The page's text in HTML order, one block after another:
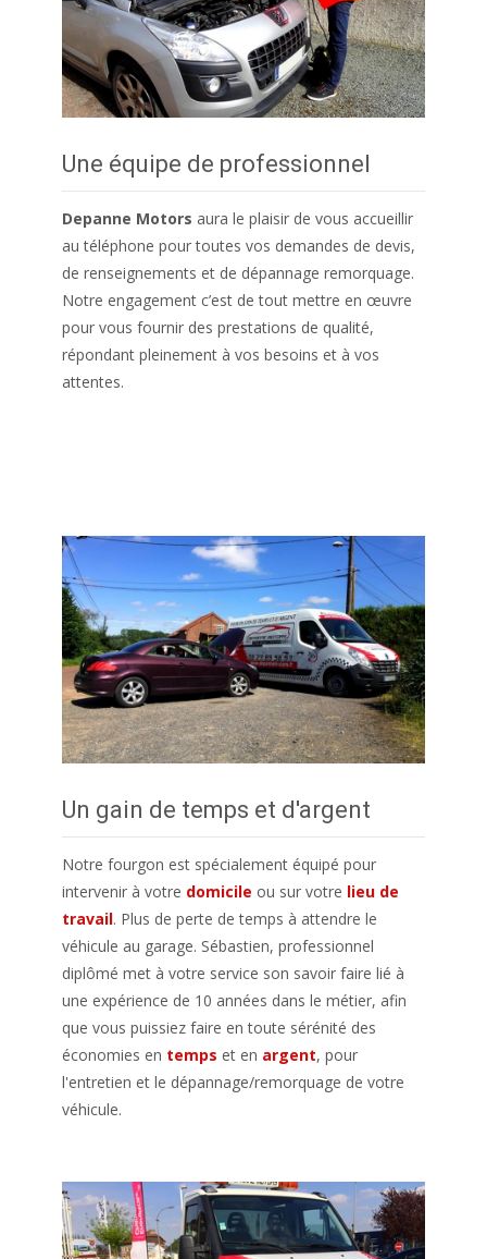
Une équipe de professionnel
Depanne Motors aura le plaisir de vous accueillir
au téléphone pour toutes vos demandes de devis,
de renseignements et de dépannage remorquage.
Notre engagement c’est de tout mettre en œuvre
pour vous fournir des prestations de qualité,
répondant pleinement à vos besoins et à vos
attentes.
Un gain de temps et d'argent
Notre fourgon est spécialement équipé pour
intervenir à votre domicile ou sur votre lieu de
travail. Plus de perte de temps à attendre le
véhicule au garage. Sébastien, professionnel
diplômé met à votre service son savoir faire lié à
une expérience de 10 années dans le métier, afin
que vous puissiez faire en toute sérénité des
économies en temps et en argent, pour
l'entretien et le dépannage/remorquage de votre
véhicule.